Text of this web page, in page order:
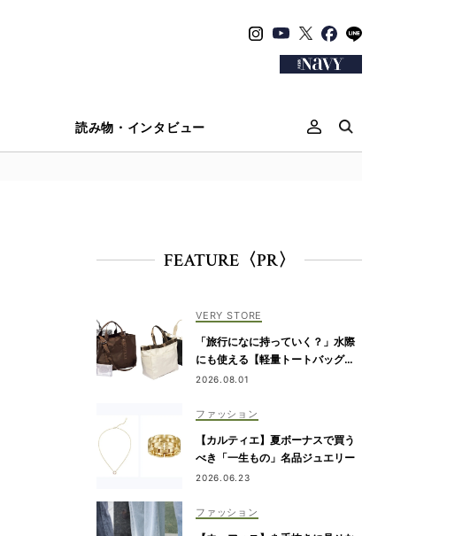
読み物・インタビュー
FEATURE〈PR〉
VERY STORE
「旅行になに持っていく？」水際
にも使える【軽量トートバッグ】4
選
2026.08.01
ファッション
【カルティエ】夏ボーナスで買う
べき「一生もの」名品ジュエリー
2026.06.23
ファッション